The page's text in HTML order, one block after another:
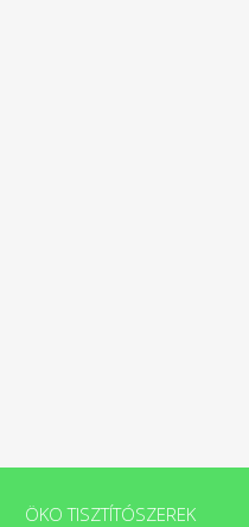
ÖKO TISZTÍTÓSZEREK